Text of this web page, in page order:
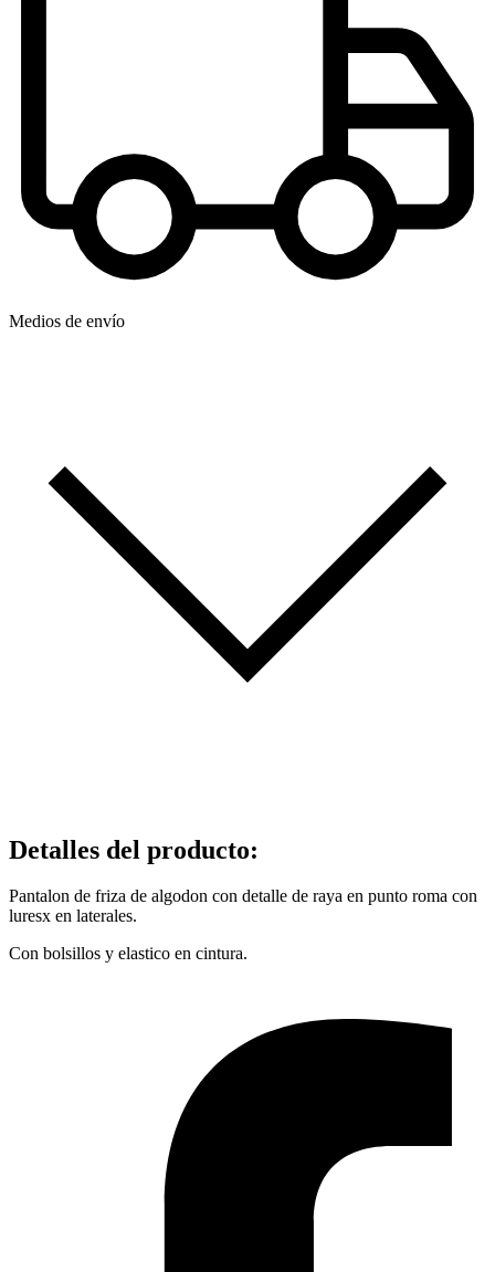
Medios de envío
Detalles del producto:
Pantalon de friza de algodon con detalle de raya en punto roma con
luresx en laterales.
Con bolsillos y elastico en cintura.